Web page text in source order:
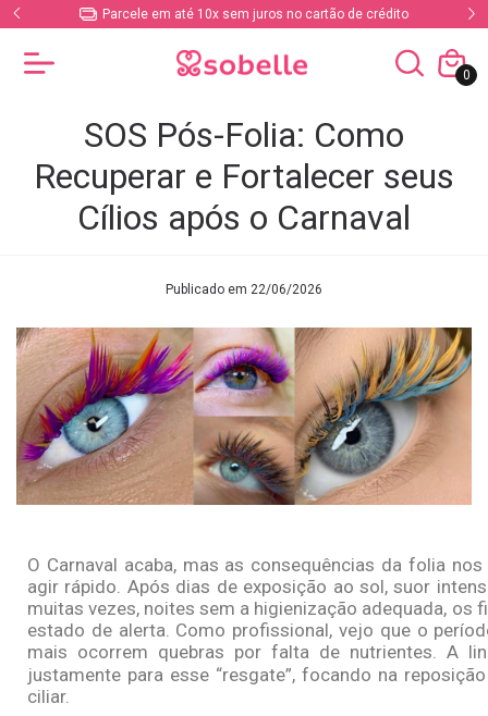
Parcele em até 10x sem juros no cartão de crédito
0
SOS Pós-Folia: Como
Recuperar e Fortalecer seus
Cílios após o Carnaval
Publicado em 22/06/2026
O Carnaval acaba, mas as consequências da folia
agir rápido. Após dias de exposição ao sol, suor
muitas vezes, noites sem a higienização adequada, os
estado de alerta. Como profissional, vejo que o
mais ocorrem quebras por falta de nutrientes. A
justamente para esse “resgate”, focando na
ciliar.